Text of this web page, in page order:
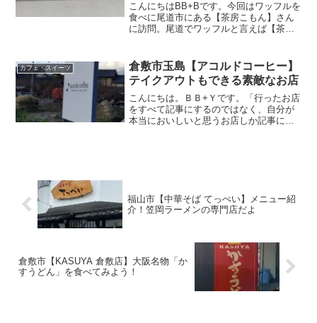
こんにちはBB+Bです。今回はワッフルを
食べに尾道市にある【茶房こもん】さん
に訪問。尾道でワッフルと言えば【茶房
だと紹介していましたよ。そんな【茶房
こもん】さんの場所や...
カフェ・スイーツ
倉敷市玉島【アコルドコーヒー】
テイクアウトもできる素敵なお店
こんにちは。ＢＢ+Ｙです。「行ったお店
をすべて記事にするのではなく、自分が
本当においしいと思うお店しか記事にし
福山市【中華そば てっぺい】メニュー紹
介！笠岡ラーメンの専門店だよ
倉敷市【KASUYA 倉敷店】大阪名物「か
すうどん」を食べてみよう！